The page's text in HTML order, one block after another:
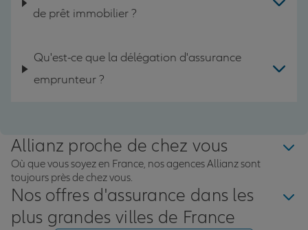
de prêt immobilier ?
Qu'est-ce que la délégation d'assurance
emprunteur ?
Allianz proche de chez vous
Où que vous soyez en France, nos agences Allianz sont
toujours près de chez vous.
Nos offres d'assurance dans les
plus grandes villes de France